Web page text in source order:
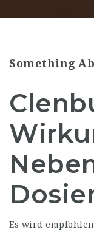
Something
Es wird